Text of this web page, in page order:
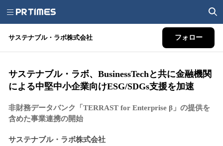
サステナブル・ラボ株式会社 フォロー
サステナブル・ラボ、BusinessTechと共に金融機関
による中堅中小企業向けESG/SDGs支援を加速
非財務データバンク「TERRAST for Enterprise β」の提供を
含めた事業連携の開始
サステナブル・ラボ株式会社